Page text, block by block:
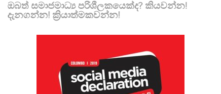
ඔබත් සමාජමාධ්‍ය පරිශීලකයෙක්ද? කියවන්න!
දැනගන්න! ක්‍රියාත්මකවන්න!